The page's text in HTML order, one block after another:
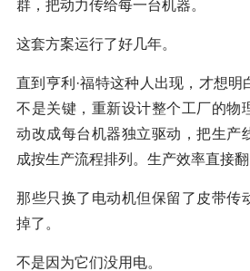
群，把动力传给每一台机器。
这套方案运行了好几年。
直到亨利·福特这种人出现，才想
不是关键，重新设计整个工厂的物
动改成每台机器独立驱动，把生产
成按生产流程排列。生产效率直接翻
那些只换了电动机但保留了皮带传
掉了。
不是因为它们没用电。